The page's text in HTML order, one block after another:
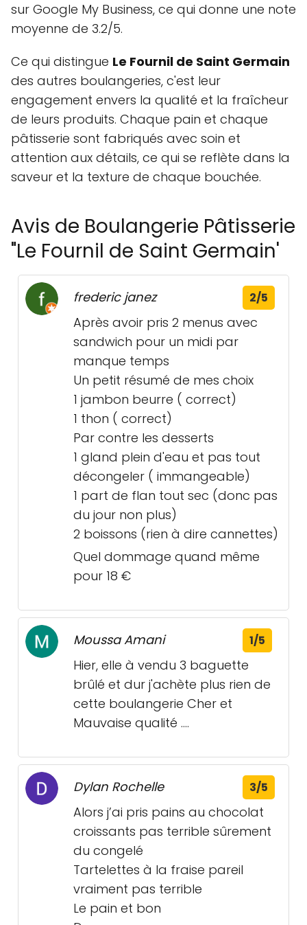
sur Google My Business, ce qui donne une note
moyenne de 3.2/5.
Ce qui distingue Le Fournil de Saint Germain
des autres boulangeries, c'est leur
engagement envers la qualité et la fraîcheur
de leurs produits. Chaque pain et chaque
pâtisserie sont fabriqués avec soin et
attention aux détails, ce qui se reflète dans la
saveur et la texture de chaque bouchée.
Avis de Boulangerie Pâtisserie
"Le Fournil de Saint Germain'
frederic janez 2/5
Après avoir pris 2 menus avec
sandwich pour un midi par
manque temps
Un petit résumé de mes choix
1 jambon beurre ( correct)
1 thon ( correct)
Par contre les desserts
1 gland plein d'eau et pas tout
décongeler ( immangeable)
1 part de flan tout sec (donc pas
du jour non plus)
2 boissons (rien à dire cannettes)
Quel dommage quand même
pour 18 €
Moussa Amani 1/5
Hier, elle à vendu 3 baguette
brûlé et dur j'achète plus rien de
cette boulangerie Cher et
Mauvaise qualité ....
Dylan Rochelle 3/5
Alors j’ai pris pains au chocolat
croissants pas terrible sûrement
du congelé
Tartelettes à la fraise pareil
vraiment pas terrible
Le pain et bon